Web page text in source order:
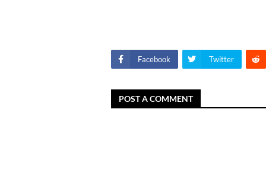
Facebook Twitter
POST A COMMENT